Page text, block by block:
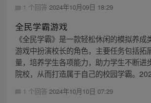
1 个回答 2024年10月09日 18:29
全民学霸游戏
《全民学霸》是一款轻松休闲的模拟养成
游戏中扮演校长的角色，主要任务包括拓
量，培养学生各项能力，助力学生不断进
院校，从而打造属于自己的校园学霸。
1 个回答 2024年10月10日 07:29